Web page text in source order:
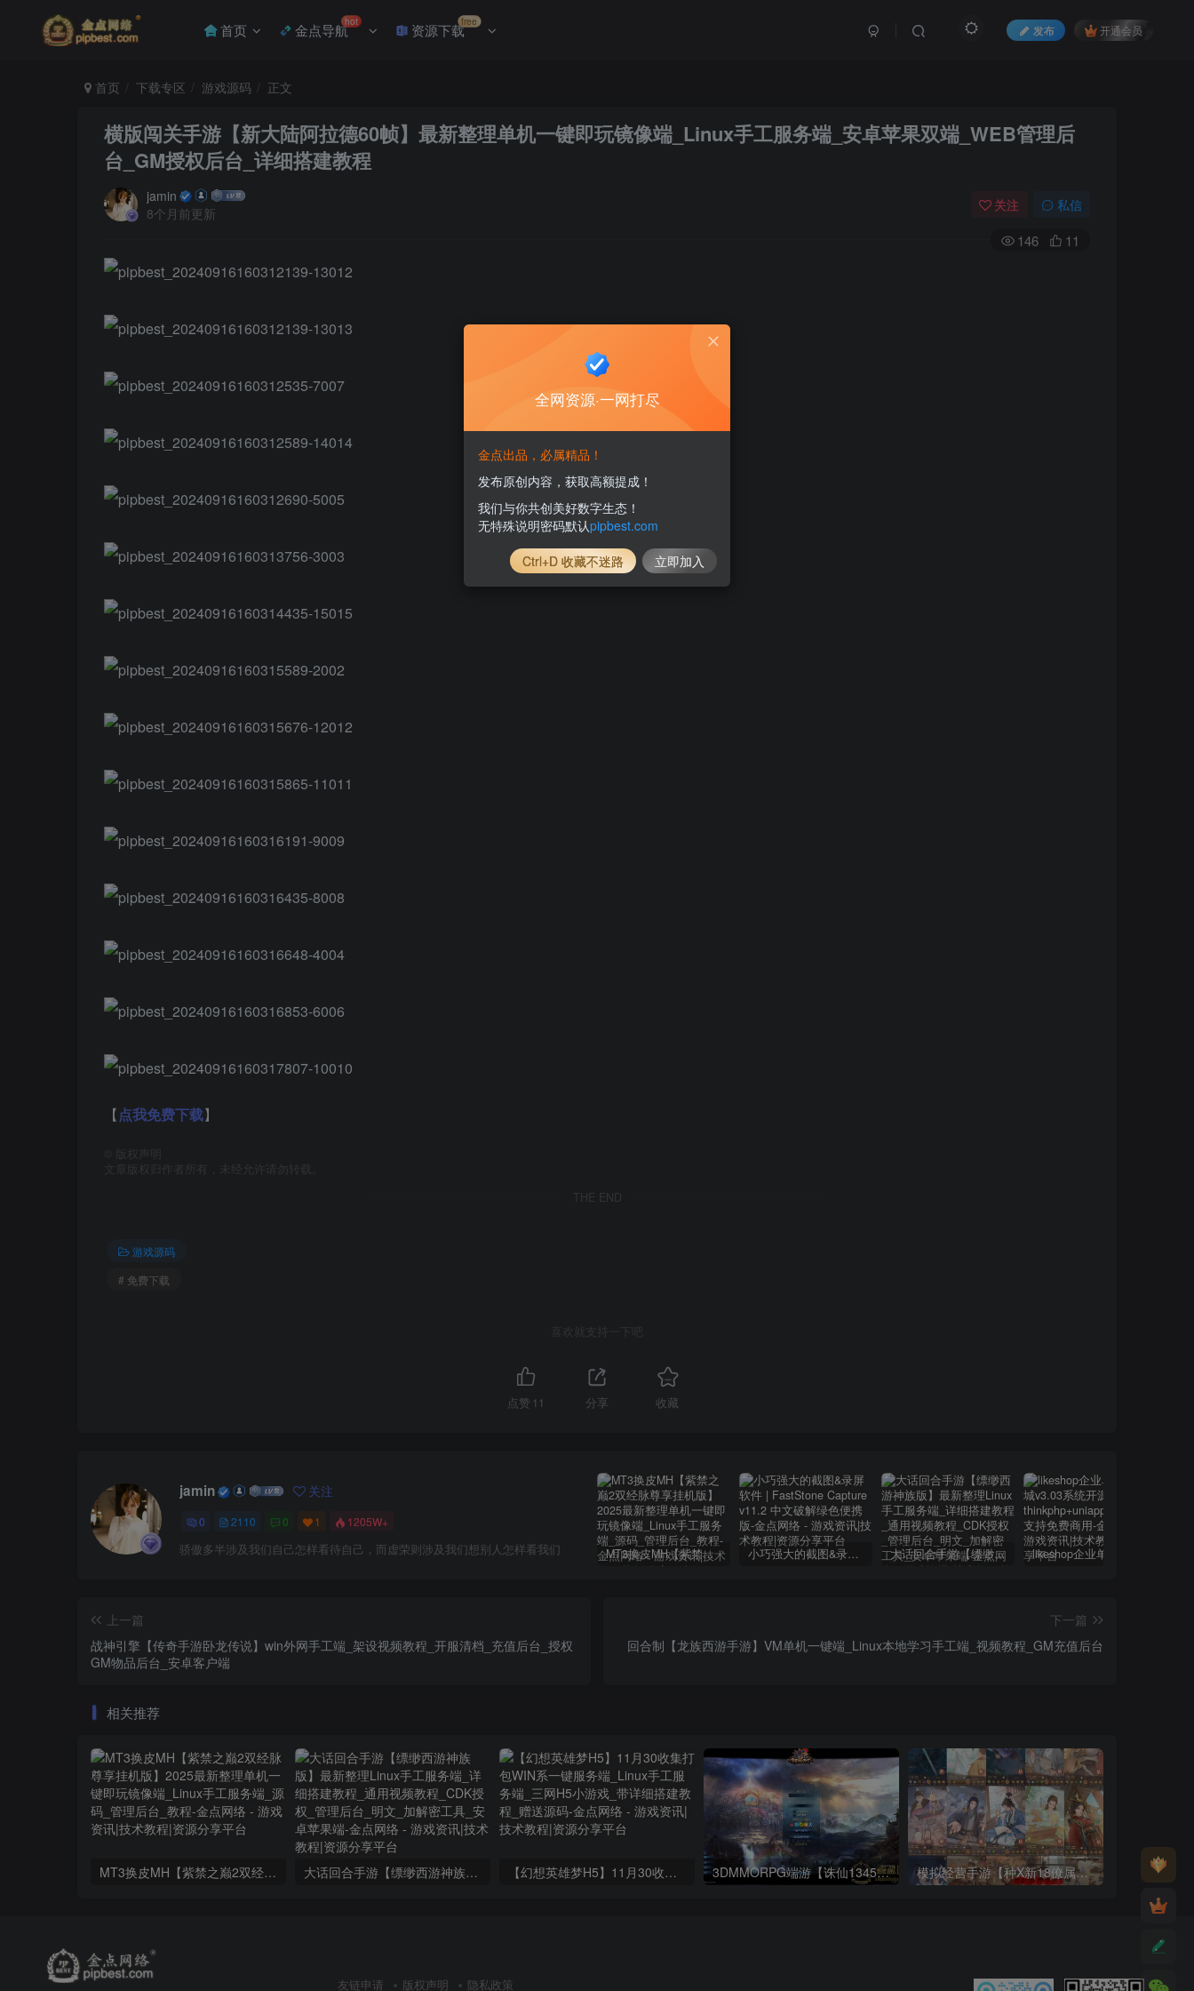
首页 金点导航hot 资源下载free
发布 开通会员
首页 下载专区 游戏源码 正文
横版闯关手游【新大陆阿拉德60帧】最新整理单机一键即玩镜像端_Linux手工服务端_安卓苹果双端_WEB管理后
台_GM授权后台_详细搭建教程
jamin
8个月前更新
关注 私信
146 11
【点我免费下载】
版权声明
文章版权归作者所有，未经允许请勿转载。
THE END
游戏源码
# 免费下载
喜欢就支持一下吧
点赞 11 分享 收藏
jamin 关注
0 2110 0 1 1205W+
骄傲多半涉及我们自己怎样看待自己，而虚荣则涉及我们想别人怎样看我们 MT3换皮MH【紫禁之巅2双经脉尊享挂机版】2025最新整理单机一键即玩镜像端_Linux手工服务端_源码_管理后台_教程 小巧强大的截图&录屏软件 | FastStone Capture v11.2 中文破解绿色便携版 大话回合手游【缥缈西游神族版】最新整理Linux手工服务端_详细搭建教程_通用视频教程_CDK授权_管理后台_明文_加解密工具_安卓苹果端
上一篇
战神引擎【传奇手游卧龙传说】win外网手工端_架设视频教程_开服清档_充值后台_授权
GM物品后台_安卓客户端
下一篇
回合制【龙族西游手游】VM单机一键端_Linux本地学习手工端_视频教程_GM充值后台
相关推荐
MT3换皮MH【紫禁之巅2双经脉尊享挂机版】2025最新整理单机一键即玩镜像端_Linux手工服务端_源码_管理后台_教程 大话回合手游【缥缈西游神族版】最新整理Linux手工服务端_详细搭建教程_通用视频教程_CDK授权_管理后台_明文_加解密工具_安卓苹果端 【幻想英雄梦H5】11月30收集打包WIN系一键服务端_Linux手工服务端_三网H5小游戏_带详细搭建教程_赠送源码 3DMMORPG端游【诛仙1345征战天下地宫12职业】最新整理Linux手工服务端_详细搭建教程_通用视频教程_GM工具_网页注册_PC客户端 模拟经营手游【种X新18僚属版】10月最新打包VM单机一键端_Linux手工服务端_详细搭建教程_视频教程_赛季修改教程_多功能管理后台_GM授权后台_安卓苹果双端
友链申请 版权声明 隐私政策
全网资源·一网打尽
金点出品，必属精品！
发布原创内容，获取高额提成！
我们与你共创美好数字生态！
无特殊说明密码默认pipbest.com
Ctrl+D 收藏不迷路 立即加入